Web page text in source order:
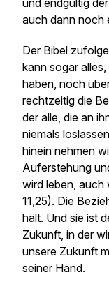
und endgültig
auch dann noch
Der Bibel
kann sogar
haben, noch
rechtzeitig die
der alle, die an
niemals
hinein nehmen
Auferstehung
wird leben, auch
11,25). Die
hält. Und sie ist
Zukunft, in der
unsere Zukunft
seiner Hand.